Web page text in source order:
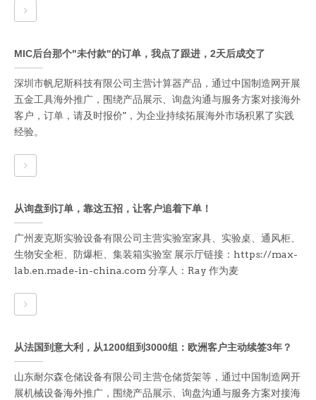
MIC后台那个"未付款"的订单，我点了跟进，2天后成交了
深圳市帆尼斯科技有限公司主营计算器产品，通过中国制造网开展
五金工具海外推广，围绕产品展示、询盘沟通与服务方案对接海外
客户，订单，请及时报价"，为企业持续拓展海外市场积累了实践
经验。
从询盘到订单，靠这五招，让客户追着下单！
广州麦克斯实验设备有限公司主营实验室家具、实验桌、通风柜、
生物安全柜、防爆柜、集装箱实验室 展示厅链接：https://max-
lab.en.made-in-china.com 分享人：Ray 作为麦
从法国到意大利，从1200组到3000组：欧洲客户主动续签3年？
山东耐尔森仓储设备有限公司主营仓储货架等，通过中国制造网开
展机械设备海外推广，围绕产品展示、询盘沟通与服务方案对接海